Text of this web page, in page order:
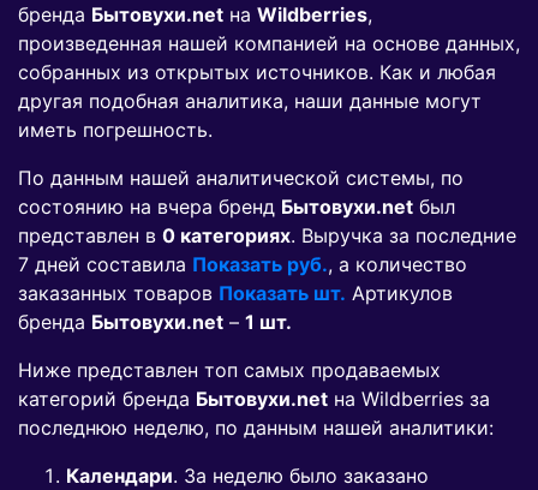
бренда Бытовухи.net на Wildberries,
произведенная нашей компанией на основе данных,
собранных из открытых источников. Как и любая
другая подобная аналитика, наши данные могут
иметь погрешность.
По данным нашей аналитической системы, по
состоянию на вчера бренд Бытовухи.net был
представлен в 0 категориях. Выручка за последние
7 дней составила Показать руб., а количество
заказанных товаров Показать шт. Артикулов
бренда Бытовухи.net – 1 шт.
Ниже представлен топ самых продаваемых
категорий бренда Бытовухи.net на Wildberries за
последнюю неделю, по данным нашей аналитики:
Календари. За неделю было заказано